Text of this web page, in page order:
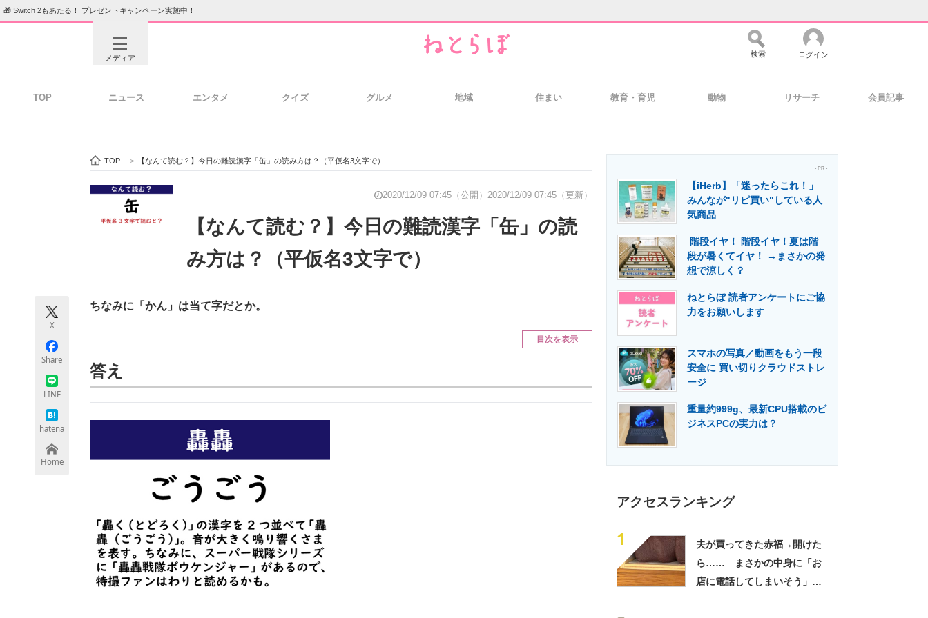
🎁 Switch 2もあたる！ プレゼントキャンペーン実施中！
メディア
ビジネスと働き方のヒント 経営リーダーのコミュニティ マーケ×ITの今がよく分かる
ITエンジニア向け専門サイト 企業向けIT製品の総合サイト IT製品の技術・比較・事例 製造業のIT導入・活用を支援
エネルギーの専門メディア 建設×テクノロジーの最前線
検索 ログイン
TOP ニュース エンタメ クイズ グルメ 地域 住まい 教育・育児 動物 リサーチ 会員記事
TOP > 【なんて読む？】今日の難読漢字「缶」の読み方は？（平仮名3文字で）
2020/12/09 07:45（公開） 2020/12/09 07:45（更新）
【なんて読む？】今日の難読漢字「缶」の読
み方は？（平仮名3文字で）
X
Share
LINE
hatena
Home
ちなみに「かん」は当て字だとか。
目次を表示
答え
- PR -
【iHerb】「迷ったらこれ！」
みんなが"リピ買い"している人
気商品
階段イヤ！ 階段イヤ！夏は階
段が暑くてイヤ！ →まさかの発
想で涼しく？
ねとらぼ 読者アンケートにご協
力をお願いします
スマホの写真／動画をもう一段
安全に 買い切りクラウドストレ
ージ
重量約999g、最新CPU搭載のビ
ジネスPCの実力は？
アクセスランキング
1
夫が買ってきた赤福→開けた
ら…… まさかの中身に「お
店に電話してしまいそう」